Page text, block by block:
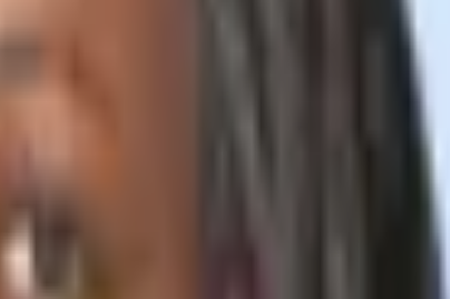
Sie hat für Startups bis Fortune-500-
Hintergrund als Karriereberaterin und Recruiterin